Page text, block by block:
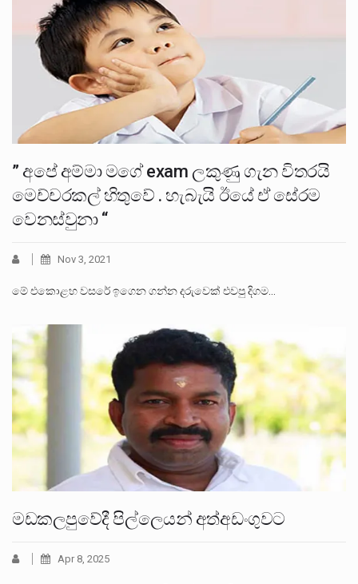
” අපේ අම්මා ⁣මගේ exam ලකුණු ගැන විතරයි
මෙච්චරකල් හිතුවේ . හැබැයි ඊයේ ඒ සේරම
වෙනස්වුනා “
Nov 3, 2021
මේ එකොළහ වසරේ ඉගෙන ගන්න දරුවෙක් එවපු දිගම…
මඩකලපුවේදී පිල්ලෙයන් අත්අඩංගුවට
Apr 8, 2025